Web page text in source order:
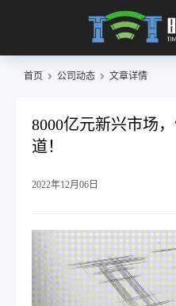
首页 公司动态 文章详情
8000亿元新兴市场
道！
2022年12月06日